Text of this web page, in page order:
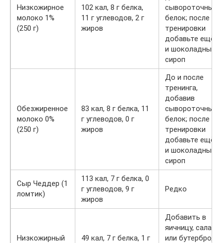
Низкожирное
молоко 1%
(250 г)
102 кал, 8 г белка,
11 г углеводов, 2 г
жиров
сывороточный
белок; после
тренировки
добавьте ещё
и шоколадный
сироп
Обезжиренное
молоко 0%
(250 г)
83 кал, 8 г белка, 11
г углеводов, 0 г
жиров
До и после
тренинга,
добавив
сывороточный
белок; после
тренировки
добавьте ещё
и шоколадный
сироп
Сыр Чеддер (1
ломтик)
113 кал, 7 г белка, 0
г углеводов, 9 г
жиров
Редко
Низкожирный
49 кал, 7 г белка, 1 г
Добавить в
яичницу, салат
или бутерброд